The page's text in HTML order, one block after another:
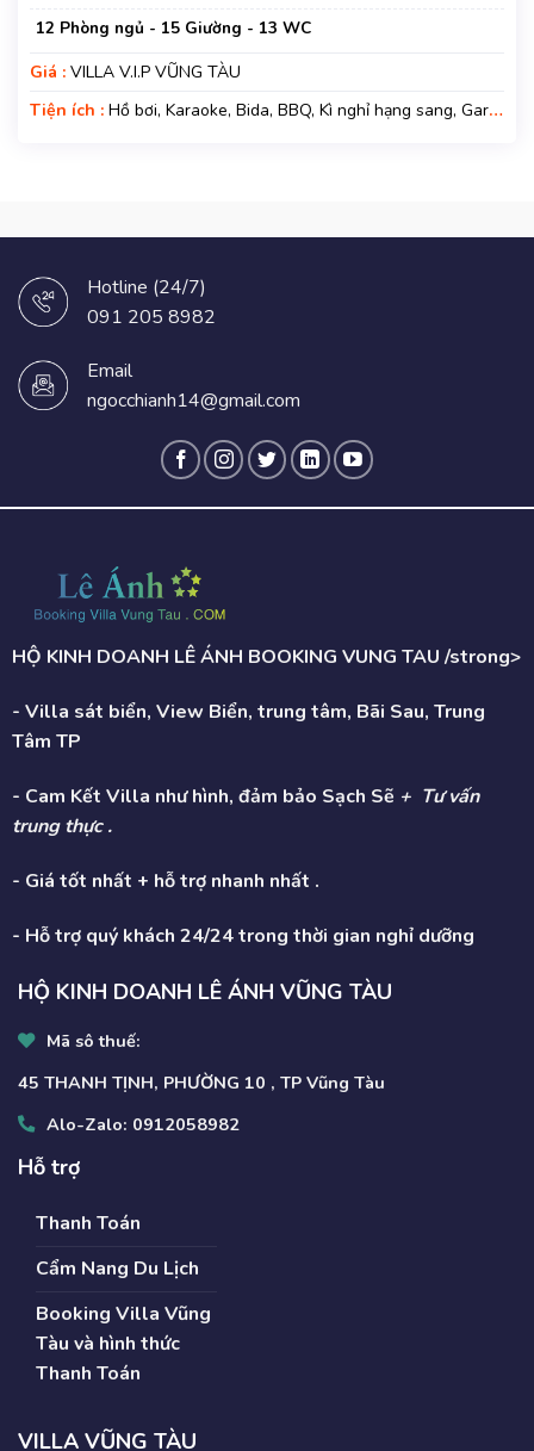
12 Phòng ngủ - 15 Giường - 13 WC
Giá : VILLA V.I.P VŨNG TÀU
Tiện ích : Hồ bơi, Karaoke, Bida, BBQ, Kì nghỉ hạng sang, Gara
Hotline (24/7)
091 205 8982
Email
ngocchianh14@gmail.com
HỘ KINH DOANH LÊ ÁNH BOOKING VUNG TAU /strong>
- Villa sát biển, View Biển, trung tâm, Bãi Sau, Trung
Tâm TP
- Cam Kết Villa như hình, đảm bảo Sạch Sẽ + Tư vấn
trung thực .
- Giá tốt nhất + hỗ trợ nhanh nhất .
- Hỗ trợ quý khách 24/24 trong thời gian nghỉ dưỡng
HỘ KINH DOANH LÊ ÁNH VŨNG TÀU
Mã sô thuế:
45 THANH TỊNH, PHƯỜNG 10 , TP Vũng Tàu
Alo-Zalo: 0912058982
Hỗ trợ
Thanh Toán
Cẩm Nang Du Lịch
Booking Villa Vũng
Tàu và hình thức
Thanh Toán
VILLA VŨNG TÀU